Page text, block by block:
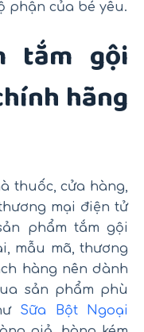
phận của bé yêu.
tắm gội
hãng
thuốc, cửa hàng,
mại điện tử
phẩm tắm gội
mẫu mã, thương
hàng nên dành
sản phẩm phù
Sữa Bột Ngoại